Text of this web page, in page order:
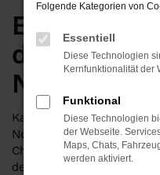
Exzellent
der Volvo
Neuwagen
Kaum zu toppen und doch
Neuwagen ist die perfekte
Chemnitz geht. Wer sich
der besten Adresse. Auf
Folgende Kategorien von
Essentiell
Diese Technologien
Kernfunktionalität der
Funktional
Diese Technologien
der Webseite.
Maps, Chats,
werden aktiviert.